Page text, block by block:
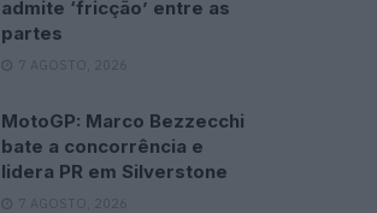
admite ‘fricção’ entre as
partes
7 AGOSTO, 2026
MotoGP: Marco Bezzecchi
bate a concorrência e
lidera PR em Silverstone
7 AGOSTO, 2026